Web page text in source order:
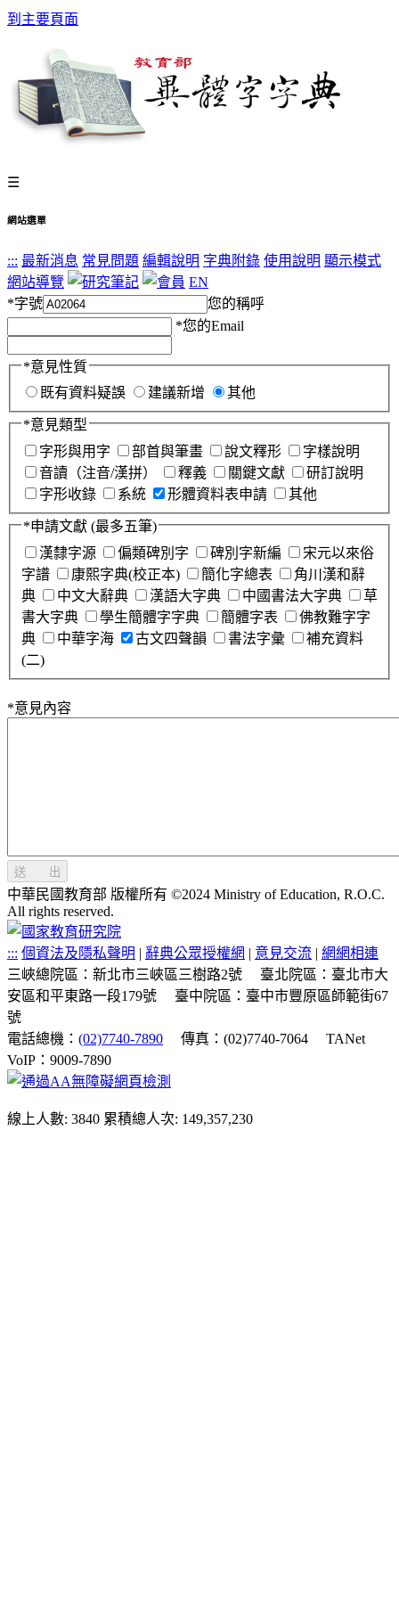
到主要頁面
☰
網站選單
::: 最新消息 常見問題 編輯說明 字典附錄 使用說明 顯示模式
網站導覽
EN
*字號
您的稱呼
*您的Email
*意見性質
既有資料疑誤
建議新增 其他
*意見類型
字形與用字
部首與筆畫 說文釋形
字樣說明
音讀（注音/漢拼）
釋義 關鍵文獻
研訂說明
字形收錄
系統 形體資料表申請 其他
*申請文獻 (最多五筆)
漢隸字源
偏類碑別字 碑別字新編
宋元以來俗
字譜
康熙字典(校正本) 簡化字總表
角川漢和辭
典
中文大辭典 漢語大字典 中國書法大字典
草
書大字典
學生簡體字字典 簡體字表
佛教難字字
典
中華字海 古文四聲韻 書法字彙
補充資料
(二)
*意見內容
送 出
中華民國教育部 版權所有 ©2024 Ministry of Education, R.O.C.
All rights reserved.
::: 個資法及隱私聲明 | 辭典公眾授權網 | 意見交流 | 網網相連
三峽總院區：新北市三峽區三樹路2號
臺北院區：臺北市大
安區和平東路一段179號
臺中院區：臺中市豐原區師範街67
號
電話總機： (02)7740-7890 傳真：(02)7740-7064
TANet
VoIP：9009-7890
線上人數: 3840 累積總人次: 149,357,230